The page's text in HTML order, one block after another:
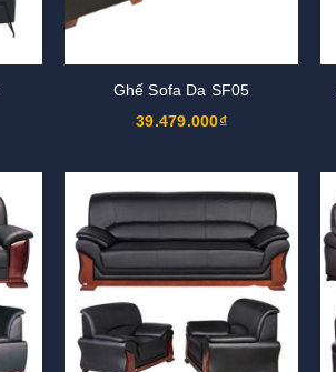
Ghế Sofa Da SF05
39.479.000₫